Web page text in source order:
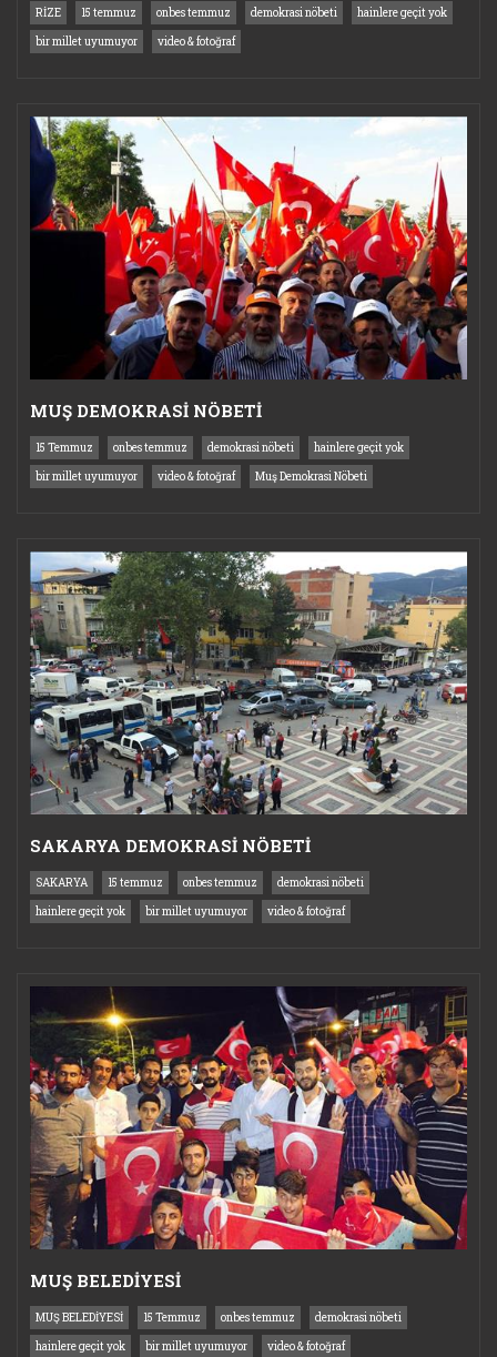
RİZE 15 temmuz onbes temmuz demokrasi nöbeti
hainlere geçit yok
bir millet uyumuyor
video & fotoğraf
MUŞ DEMOKRASİ NÖBETİ
15 Temmuz onbes temmuz demokrasi nöbeti
hainlere geçit yok
bir millet uyumuyor
video & fotoğraf Muş Demokrasi Nöbeti
SAKARYA DEMOKRASİ NÖBETİ
SAKARYA 15 temmuz onbes temmuz
demokrasi nöbeti
hainlere geçit yok
bir millet uyumuyor video & fotoğraf
MUŞ BELEDİYESİ
MUŞ BELEDİYESİ 15 Temmuz onbes temmuz
demokrasi nöbeti
hainlere geçit yok
bir millet uyumuyor video & fotoğraf